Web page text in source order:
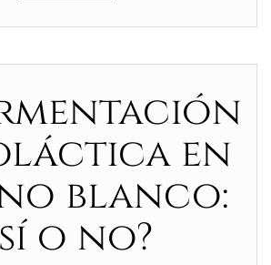
en
blanco:
o no?